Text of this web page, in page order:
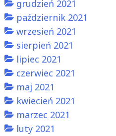
grudzień 2021
październik 2021
wrzesień 2021
sierpień 2021
lipiec 2021
czerwiec 2021
maj 2021
kwiecień 2021
marzec 2021
luty 2021